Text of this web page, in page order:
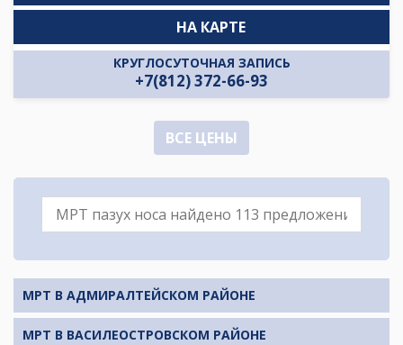
КРУГЛОСУТОЧНАЯ ЗАПИСЬ
+7(812) 372-66-93
НА КАРТЕ
ВСЕ ЦЕНЫ
МРТ В АДМИРАЛТЕЙСКОМ РАЙОНЕ
МРТ В ВАСИЛЕОСТРОВСКОМ РАЙОНЕ